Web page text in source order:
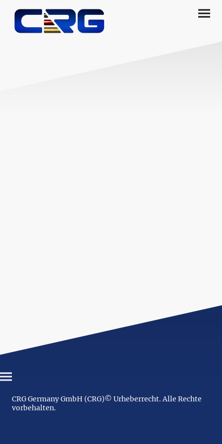
CRG Germany GmbH (CRG)© Urheberrecht. Alle Rechte
vorbehalten.